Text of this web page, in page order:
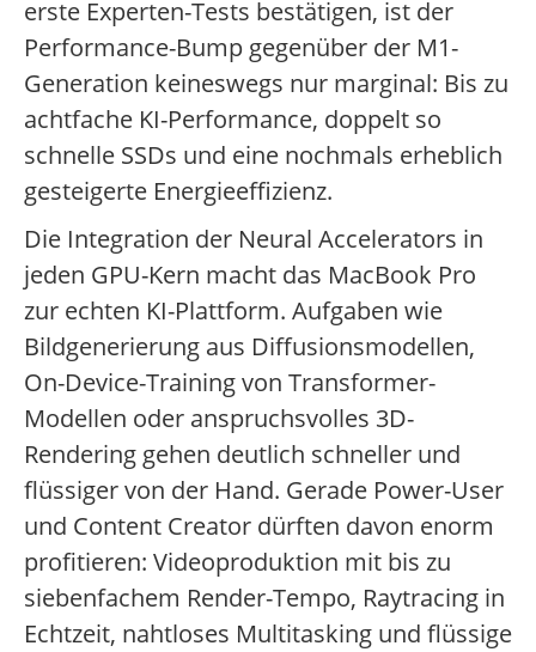
erste Experten-Tests bestätigen, ist der
Performance-Bump gegenüber der M1-
Generation keineswegs nur marginal: Bis zu
achtfache KI-Performance, doppelt so
schnelle SSDs und eine nochmals erheblich
gesteigerte Energieeffizienz.
Die Integration der Neural Accelerators in
jeden GPU-Kern macht das MacBook Pro
zur echten KI-Plattform. Aufgaben wie
Bildgenerierung aus Diffusionsmodellen,
On-Device-Training von Transformer-
Modellen oder anspruchsvolles 3D-
Rendering gehen deutlich schneller und
flüssiger von der Hand. Gerade Power-User
und Content Creator dürften davon enorm
profitieren: Videoproduktion mit bis zu
siebenfachem Render-Tempo, Raytracing in
Echtzeit, nahtloses Multitasking und flüssige